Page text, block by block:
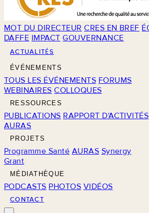
MOT DU DIRECTEUR CRES EN BREF
DAFFE IMPACT GOUVERNANCE
ACTUALITÉS
ÉVÉNEMENTS
TOUS LES ÉVÉNEMENTS FORUMS
WEBINAIRES COLLOQUES
RESSOURCES
PUBLICATIONS RAPPORT D'ACTIVITÉS
AURAS
PROJETS
Programme Santé AURAS Synergy
Grant
MÉDIATHÈQUE
PODCASTS PHOTOS VIDÉOS
CONTACT